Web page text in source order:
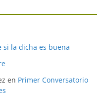
si la dicha es buena
en Primer Conversatorio